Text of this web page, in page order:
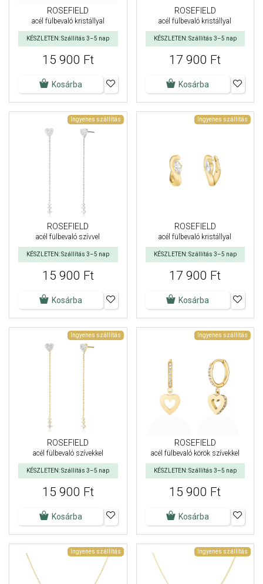
ROSEFIELD
acél fülbevaló kristállyal
KÉSZLETEN: Szállítás 3–5 nap
15 900 Ft
Kosárba
ROSEFIELD
acél fülbevaló kristállyal
KÉSZLETEN: Szállítás 3–5 nap
17 900 Ft
Kosárba
Ingyenes szállítás
ROSEFIELD
acél fülbevaló szívvel
KÉSZLETEN: Szállítás 3–5 nap
15 900 Ft
Kosárba
Ingyenes szállítás
ROSEFIELD
acél fülbevaló kristállyal
KÉSZLETEN: Szállítás 3–5 nap
17 900 Ft
Kosárba
Ingyenes szállítás
ROSEFIELD
acél fülbevaló szívekkel
KÉSZLETEN: Szállítás 3–5 nap
15 900 Ft
Kosárba
Ingyenes szállítás
ROSEFIELD
acél fülbevaló körök szívekkel
KÉSZLETEN: Szállítás 3–5 nap
15 900 Ft
Kosárba
Ingyenes szállítás Ingyenes szállítás